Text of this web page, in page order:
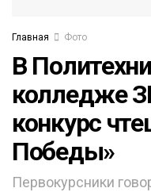
Главная Фото
В
колледже
конкурс
Победы»
Первокурсники